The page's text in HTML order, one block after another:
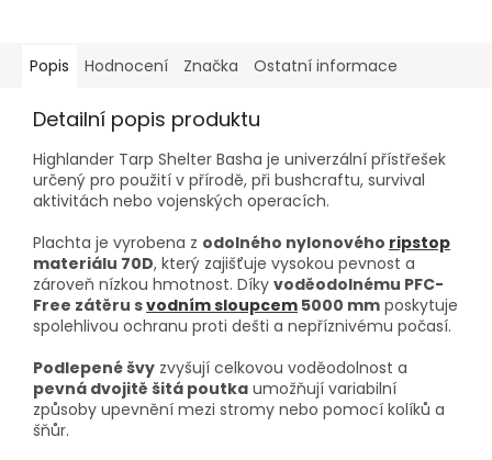
Popis Hodnocení Značka Ostatní informace
Detailní popis produktu
Highlander Tarp Shelter Basha je univerzální přístřešek
určený pro použití v přírodě, při bushcraftu, survival
aktivitách nebo vojenských operacích.
Plachta je vyrobena z odolného nylonového ripstop
materiálu 70D, který zajišťuje vysokou pevnost a
zároveň nízkou hmotnost. Díky voděodolnému PFC-
Free zátěru svodním sloupcem 5000 mm poskytuje
spolehlivou ochranu proti dešti a nepříznivému počasí.
Podlepené švy zvyšují celkovou voděodolnost a
pevná dvojitě šitá poutka umožňují variabilní
způsoby upevnění mezi stromy nebo pomocí kolíků a
šňůr.